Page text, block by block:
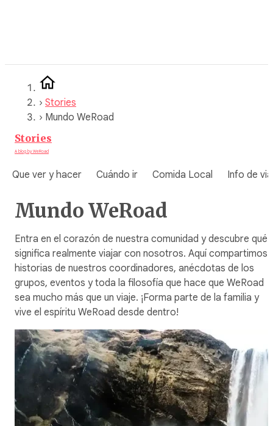
› Stories
› Mundo WeRoad
Stories
A blog by WeRoad
Que ver y hacer Cuándo ir Comida Local Info de
Mundo WeRoad
Entra en el corazón de nuestra comunidad y descubre qué
significa realmente viajar con nosotros. Aquí compartimos
historias de nuestros coordinadores, anécdotas de los
grupos, eventos y toda la filosofía que hace que WeRoad
sea mucho más que un viaje. ¡Forma parte de la familia y
vive el espíritu WeRoad desde dentro!